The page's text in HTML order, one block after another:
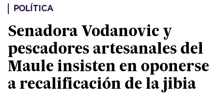
POLÍTICA
Senadora Vodanovic y
pescadores artesanales del
Maule insisten en oponerse
a recalificación de la jibia